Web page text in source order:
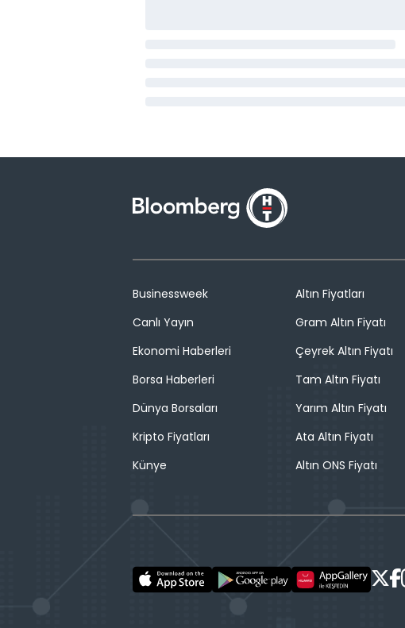
Businessweek
Canlı Yayın
Ekonomi Haberleri
Borsa Haberleri
Dünya Borsaları
Kripto Fiyatları
Künye
Altın Fiyatları
Gram Altın Fiyatı
Çeyrek Altın Fiyatı
Tam Altın Fiyatı
Yarım Altın Fiyatı
Ata Altın Fiyatı
Altın ONS Fiyatı